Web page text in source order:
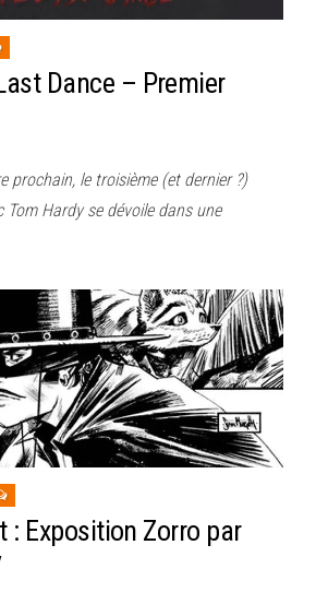
Dance – Premier
prochain, le troisième (et dernier ?)
Tom Hardy se dévoile dans une
: Exposition Zorro par